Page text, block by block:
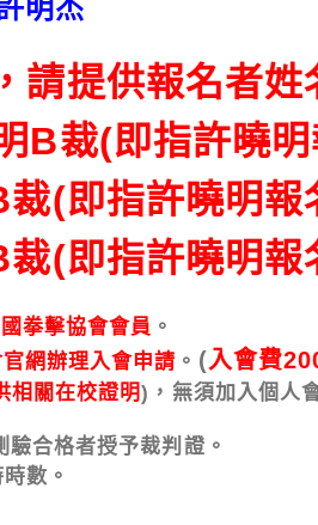
杰
請提供報名者姓
B裁(即指許曉
裁(即指許曉明報
裁(即指許曉明報
拳擊協會會員 。
網辦理入會申請 。 (入會費
相關在校證明)， 無須加入個人
驗合格者授予裁判證。
數。